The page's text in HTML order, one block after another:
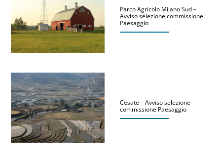
Parco Agricolo Milano Sud –
Avviso selezione commissione
Paesaggio
Cesate – Avviso selezione
commissione Paesaggio